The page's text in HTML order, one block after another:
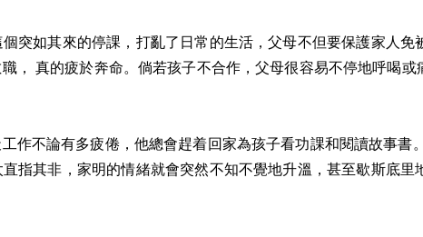
突如其來的停課，打亂了日常的生活，父母不但要保護家人
， 真的疲於奔命。倘若孩子不合作，父母很容易不停地呼喝
作不論有多疲倦，他總會趕着回家為孩子看功課和閱讀故事
指其非，家明的情緒就會突然不知不覺地升溫，甚至歇斯底